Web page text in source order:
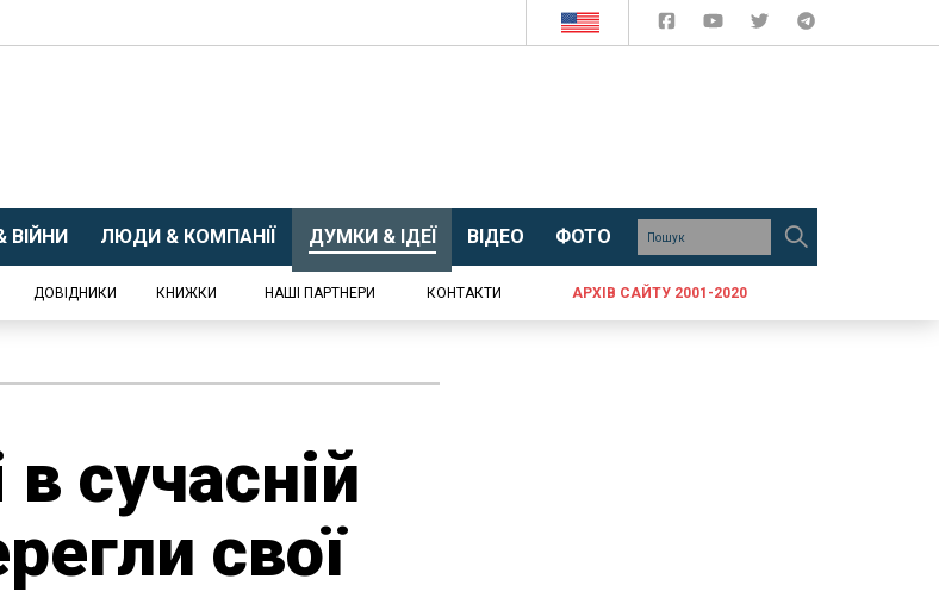
ВІЙНИ ЛЮДИ & КОМПАНІЇ ДУМКИ & ІДЕЇ ВІДЕО ФОТО
ДОВІДНИКИ КНИЖКИ НАШІ ПАРТНЕРИ КОНТАКТИ АРХІВ САЙТУ 2001-2020
сучасній
свої